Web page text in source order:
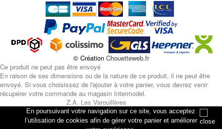
En poursuivant votre navigation sur ce site, vous acceptez
l’utilisation de cookies afin de gérer votre panier et améliorer
© Création Chouetteweb.fr
Ce produit ne peut pas être envoyé
En raison de ses dimensions ou de la nature de ce produit, il ne peut être
envoyé. Si vous choisissez de l'ajouter à votre panier, vous devrez venir
récupérer votre commande au magasin Intermodel.
Z.A. Les Varouillères
rue des artisans
76330 Petiville